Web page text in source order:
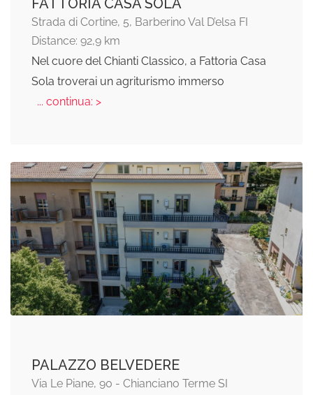
FATTORIA CASA SOLA
Strada di Cortine, 5, Barberino Val D’elsa FI
Distance: 92,9 km
Nel cuore del Chianti Classico, a Fattoria Casa
Sola troverai un agriturismo immerso
... continua: >
PALAZZO BELVEDERE
Via Le Piane, 90 - Chianciano Terme SI